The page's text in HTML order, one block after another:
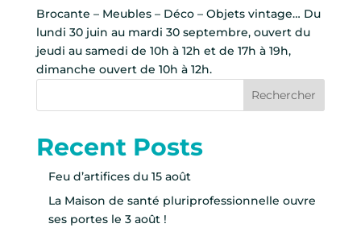
Brocante – Meubles – Déco – Objets vintage… Du
lundi 30 juin au mardi 30 septembre, ouvert du
jeudi au samedi de 10h à 12h et de 17h à 19h,
dimanche ouvert de 10h à 12h.
Rechercher
Recent Posts
Feu d’artifices du 15 août
La Maison de santé pluriprofessionnelle ouvre
ses portes le 3 août !